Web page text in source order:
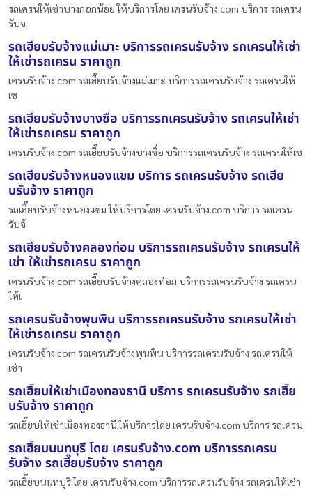
รถเครนให้เช่าบางกอกน้อย ให้บริการโดย เครนรับจ้าง.com บริการ รถเครน
รับจ
รถเฮี๊ยบรับจ้างแม่เมาะ บริการรถเครนรับจ้าง รถเครนให้เช่า
ให้เช่ารถเครน ราคาถูก
เครนรับจ้าง.com รถเฮี๊ยบรับจ้างแม่เมาะ บริการรถเครนรับจ้าง รถเครนให้
เช
รถเฮี๊ยบรับจ้างบางซื่อ บริการรถเครนรับจ้าง รถเครนให้เช่า
ให้เช่ารถเครน ราคาถูก
เครนรับจ้าง.com รถเฮี๊ยบรับจ้างบางซื่อ บริการรถเครนรับจ้าง รถเครนให้เช
รถเฮี๊ยบรับจ้างหนองแขม บริการ รถเครนรับจ้าง รถเฮี๊ย
บรับจ้าง ราคาถูก
รถเฮี๊ยบรับจ้างหนองแขม ให้บริการโดย เครนรับจ้าง.com บริการ รถเครน
รับจ้
รถเฮี๊ยบรับจ้างคลองท่อม บริการรถเครนรับจ้าง รถเครนให้
เช่า ให้เช่ารถเครน ราคาถูก
เครนรับจ้าง.com รถเฮี๊ยบรับจ้างคลองท่อม บริการรถเครนรับจ้าง รถเครน
ให้เ
รถเครนรับจ้างพุนพิน บริการรถเครนรับจ้าง รถเครนให้เช่า
ให้เช่ารถเครน ราคาถูก
เครนรับจ้าง.com รถเครนรับจ้างพุนพิน บริการรถเครนรับจ้าง รถเครนให้
เช่า
รถเฮี๊ยบให้เช่าเมืองทองธานี บริการ รถเครนรับจ้าง รถเฮี๊ย
บรับจ้าง ราคาถูก
รถเฮี๊ยบให้เช่าเมืองทองธานี ให้บริการโดย เครนรับจ้าง.com บริการ รถเครน
รถเฮี๊ยบนนทบุรี โดย เครนรับจ้าง.com บริการรถเครน
รับจ้าง รถเฮี๊ยบรับจ้าง ราคาถูก
รถเฮี๊ยบนนทบุรี โดย เครนรับจ้าง.com บริการรถเครนรับจ้าง รถเครนให้เช่า